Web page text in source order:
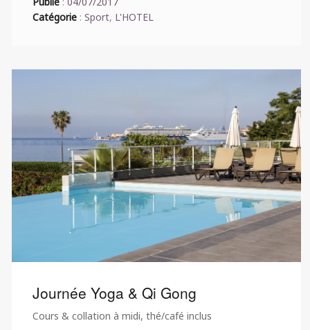
Catégorie : Sport, L'HOTEL
Journée Yoga & Qi Gong
Cours & collation à midi, thé/café inclus